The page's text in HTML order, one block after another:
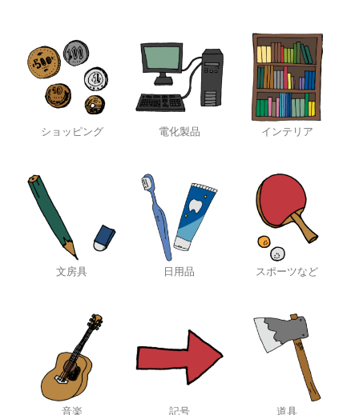
ショッピング 電化製品 インテリア
文房具 日用品 スポーツなど
音楽 記号 道具